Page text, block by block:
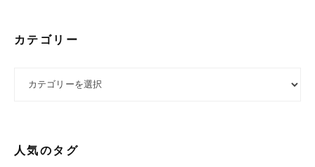
カテゴリー
人気のタグ